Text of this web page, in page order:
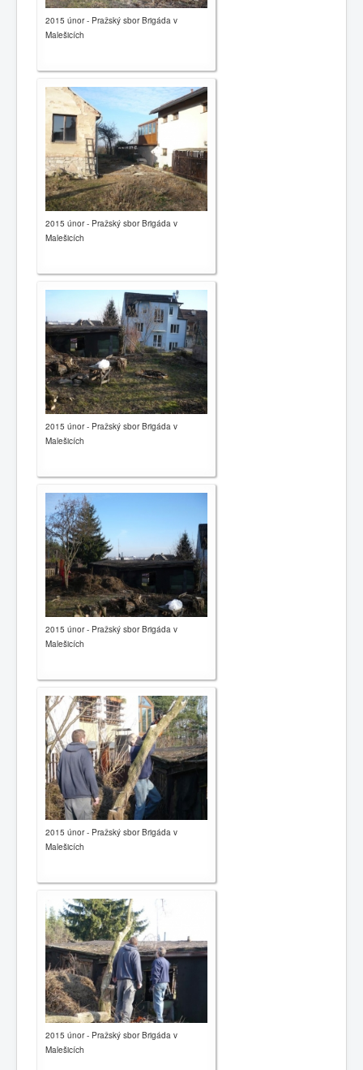
2015 únor - Pražský sbor Brigáda v
Malešicích
2015 únor - Pražský sbor Brigáda v
Malešicích
2015 únor - Pražský sbor Brigáda v
Malešicích
2015 únor - Pražský sbor Brigáda v
Malešicích
2015 únor - Pražský sbor Brigáda v
Malešicích
2015 únor - Pražský sbor Brigáda v
Malešicích